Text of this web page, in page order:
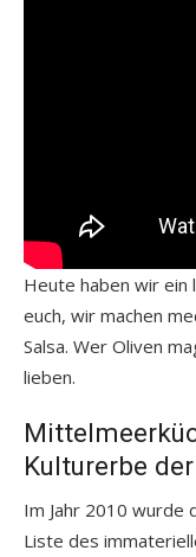
Heute haben wir
euch, wir machen
Salsa. Wer Oliven
lieben.
Kulturerbe
Im Jahr 2010 wurde
Liste des